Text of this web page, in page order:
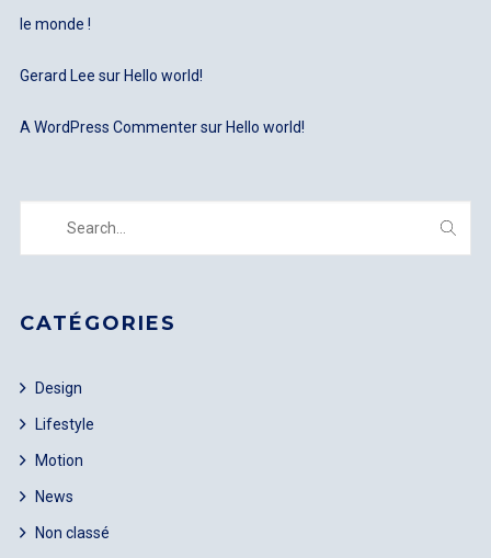
le monde !
Gerard Lee sur Hello world!
A WordPress Commentersur Hello world!
CATÉGORIES
Design
Lifestyle
Motion
News
Non classé